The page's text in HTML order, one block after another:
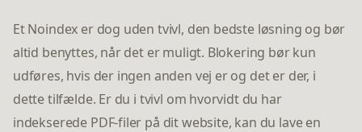
Et Noindex er dog uden tvivl, den bedste løsning og bør
altid benyttes, når det er muligt. Blokering bør kun
udføres, hvis der ingen anden vej er og det er der, i
dette tilfælde. Er du i tvivl om hvorvidt du har
indekserede PDF-filer på dit website, kan du lave en